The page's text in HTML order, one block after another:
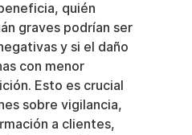
quién
graves podrían ser
y si el daño
con menor
Esto es crucial
sobre vigilancia,
a clientes,